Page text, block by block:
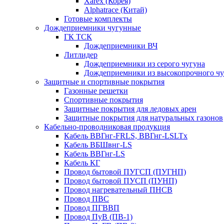
Alphatrace (Китай)
Готовые комплекты
Дождеприемники чугунные
ГК ТСК
Дождеприемники ВЧ
Литлидер
Дождеприемники из серого чугуна
Дождеприемники из высокопрочного
Защитные и спортивные покрытия
Газонные решетки
Спортивные покрытия
Защитные покрытия для ледовых арен
Защитные покрытия для натуральных газонов
Кабельно-проводниковая продукция
Кабель ВВГнг-FRLS, ВВГнг-LSLTx
Кабель ВБШвнг-LS
Кабель ВВГнг-LS
Кабель КГ
Провод бытовой ПУГСП (ПУГНП)
Провод бытовой ПУСП (ПУНП)
Провод нагревательный ПНСВ
Провод ПВС
Провод ПГВВП
Провод ПуВ (ПВ-1)